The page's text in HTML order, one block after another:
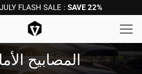
FLASH SALE : SAVE 22%!
المصابيح